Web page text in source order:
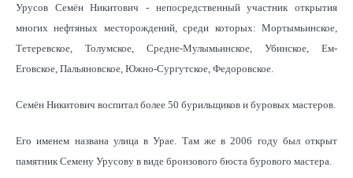
Урусов Семён Никитович - непосредственный участник открытия
многих нефтяных месторождений, среди которых: Мортымьинское,
Тетеревское, Толумское, Средне-Мулымьинское, Убинское, Ем-
Еговское, Пальяновское, Южно-Сургутское, Федоровское.
Семён Никитович воспитал более 50 бурильщиков и буровых мастеров.
Его именем названа улица в Урае. Там же в 2006 году был открыт
памятник Семену Урусову в виде бронзового бюста бурового мастера.